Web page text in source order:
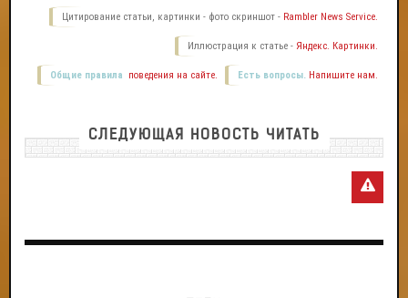
Цитирование статьи, картинки - фото скриншот - Rambler News Service.
Иллюстрация к статье - Яндекс. Картинки.
Есть вопросы. Напишите нам.
Общие правила поведения на сайте.
СЛЕДУЮЩАЯ НОВОСТЬ ЧИТАТЬ